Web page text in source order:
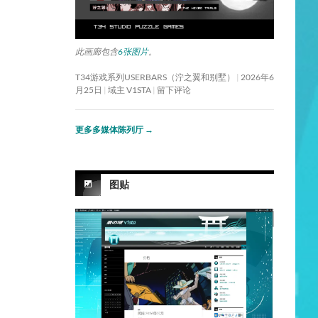
此画廊包含6张图片。
T34游戏系列USERBARS（泞之翼和别墅）
2026年6
月25日
域主 V1STA 留下评论
更多多媒体陈列厅 →
图贴